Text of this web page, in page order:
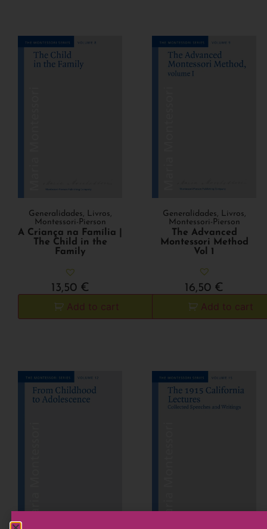
Generalidades, Livros,
Montessori-Pierson
A Criança na Família |
The Child in the
Family
13,50 €
Add to cart
Generalidades, Livros,
Montessori-Pierson
The Advanced
Montessori Method
Vol 1
16,50 €
Add to cart